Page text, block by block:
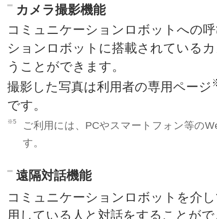
カメラ撮影機能
コミュニケーションロボットへの
ションロボットに搭載されている
うことができます。
撮影した写真は利用者の専用ページ
です。
※5
ご利用には、PCやスマートフォン等の
す。
遠隔対話機能
コミュニケーションロボットを介
用している人と対話をすることが